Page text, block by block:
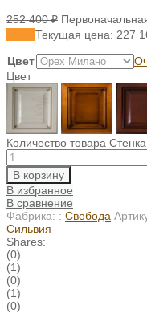
252 400₽
Текущая цена: 227
Цвет
Цвет
Количество товара
В корзину
В избранное
В сравнение
Фабрика: : Свобода
Сильвия
Shares:
(0)
(1)
(0)
(1)
(0)